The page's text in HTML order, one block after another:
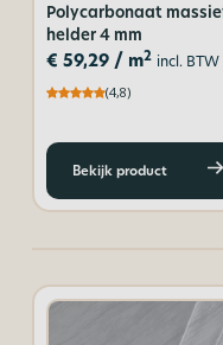
Polycarbonaat
helder 4 mm
€ 59,29/ m2 incl. BTW
(4,8)
Bekijk product